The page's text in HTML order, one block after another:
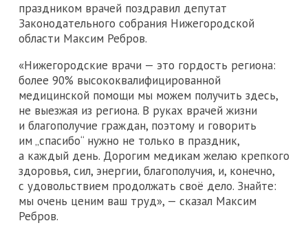
праздником врачей поздравил депутат
Законодательного собрания Нижегородской
области Максим Ребров.
«Нижегородские врачи — это гордость региона:
более 90% высококвалифицированной
медицинской помощи мы можем получить здесь,
не выезжая из региона. В руках врачей жизни
и благополучие граждан, поэтому и говорить
им „спасибо“ нужно не только в праздник,
а каждый день. Дорогим медикам желаю крепкого
здоровья, сил, энергии, благополучия, и, конечно,
с удовольствием продолжать своё дело. Знайте:
мы очень ценим ваш труд», — сказал Максим
Ребров.